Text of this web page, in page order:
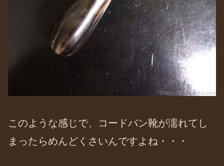
このような感じで、コードバン靴が濡れてし
まったらめんどくさいんですよね・・・